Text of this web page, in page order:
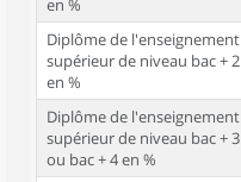
en %
Diplôme de l'enseignement
supérieur de niveau bac + 2
en %
Diplôme de l'enseignement
supérieur de niveau bac + 3
ou bac + 4 en %